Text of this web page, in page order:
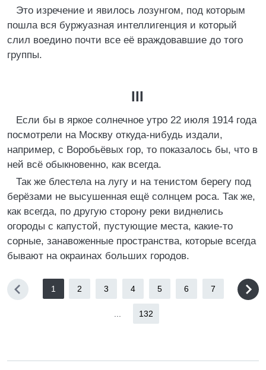
Это изречение и явилось лозунгом, под которым
пошла вся буржуазная интеллигенция и который
слил воедино почти все её враждовавшие до того
группы.
III
Если бы в яркое солнечное утро 22 июля 1914 года
посмотрели на Москву откуда-нибудь издали,
например, с Воробьёвых гор, то показалось бы, что в
ней всё обыкновенно, как всегда.
Так же блестела на лугу и на тенистом берегу под
берёзами не высушенная ещё солнцем роса. Так же,
как всегда, по другую сторону реки виднелись
огороды с капустой, пустующие места, какие-то
сорные, занавоженные пространства, которые всегда
бывают на окраинах больших городов.
1 2 3 4 5 6 7
132